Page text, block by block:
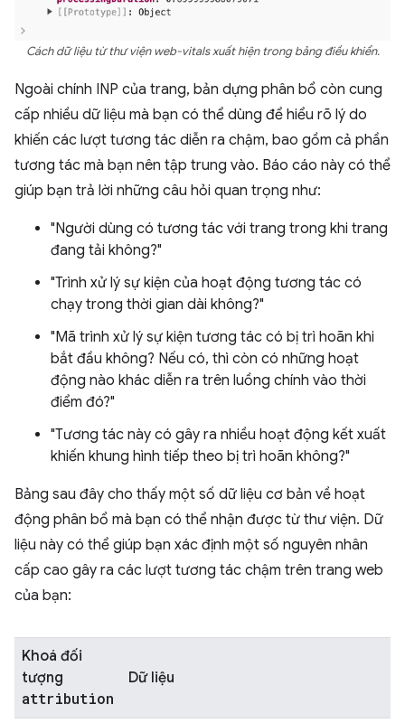
Cách dữ liệu từ thư viện web-vitals xuất hiện trong bảng điều khiển.
Ngoài chính INP của trang, bản dựng phân bổ còn cung
cấp nhiều dữ liệu mà bạn có thể dùng để hiểu rõ lý do
khiến các lượt tương tác diễn ra chậm, bao gồm cả phần
tương tác mà bạn nên tập trung vào. Báo cáo này có thể
giúp bạn trả lời những câu hỏi quan trọng như:
"Người dùng có tương tác với trang trong khi trang
đang tải không?"
"Trình xử lý sự kiện của hoạt động tương tác có
chạy trong thời gian dài không?"
"Mã trình xử lý sự kiện tương tác có bị trì hoãn khi
bắt đầu không? Nếu có, thì còn có những hoạt
động nào khác diễn ra trên luồng chính vào thời
điểm đó?"
"Tương tác này có gây ra nhiều hoạt động kết xuất
khiến khung hình tiếp theo bị trì hoãn không?"
Bảng sau đây cho thấy một số dữ liệu cơ bản về hoạt
động phân bổ mà bạn có thể nhận được từ thư viện. Dữ
liệu này có thể giúp bạn xác định một số nguyên nhân
cấp cao gây ra các lượt tương tác chậm trên trang web
của bạn:
Khoá đối
tượng
attribution
Dữ liệu